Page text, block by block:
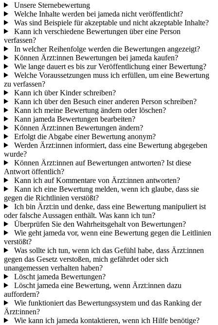
Unsere Sternebewertung
Welche Inhalte werden bei jameda nicht veröffentlicht?
Was sind Beispiele für akzeptable und nicht akzeptable Inhalte?
Kann ich verschiedene Bewertungen über eine Person
verfassen?
In welcher Reihenfolge werden die Bewertungen angezeigt?
Können Ärzt:innen Bewertungen bei jameda kaufen?
Wie lange dauert es bis zur Veröffentlichung einer Bewertung?
Welche Voraussetzungen muss ich erfüllen, um eine Bewertung
zu verfassen?
Kann ich über Kinder schreiben?
Kann ich über den Besuch einer anderen Person schreiben?
Kann ich meine Bewertung ändern oder löschen?
Kann jameda Bewertungen bearbeiten?
Können Ärzt:innen Bewertungen ändern?
Erfolgt die Abgabe einer Bewertung anonym?
Werden Ärzt:innen informiert, dass eine Bewertung abgegeben
wurde?
Können Ärzt:innen auf Bewertungen antworten? Ist diese
Antwort öffentlich?
Kann ich auf Kommentare von Ärzt:innen antworten?
Kann ich eine Bewertung melden, wenn ich glaube, dass sie
gegen die Richtlinien verstößt?
Ich bin Ärzt:in und denke, dass eine Bewertung manipuliert ist
oder falsche Aussagen enthält. Was kann ich tun?
Überprüfen Sie den Wahrheitsgehalt von Bewertungen?
Wie geht jameda vor, wenn eine Bewertung gegen die Leitlinien
verstößt?
Was sollte ich tun, wenn ich das Gefühl habe, dass Ärzt:innen
gegen das Gesetz verstoßen, mich gefährdet oder sich
unangemessen verhalten haben?
Löscht jameda Bewertungen?
Löscht jameda eine Bewertung, wenn Ärzt:innen dazu
auffordern?
Wie funktioniert das Bewertungssystem und das Ranking der
Ärzt:innen?
Wie kann ich jameda kontaktieren, wenn ich Hilfe benötige?